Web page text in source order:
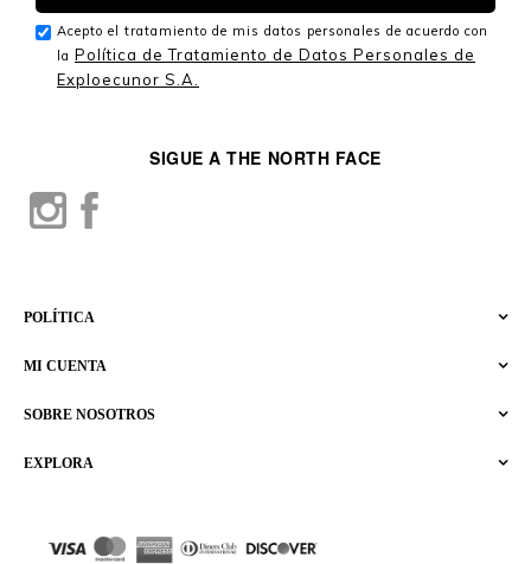
EXPLORA
SOBRE NOSOTROS
MI CUENTA
POLÍTICA
SIGUE A THE NORTH FACE
Acepto el tratamiento de mis datos personales de acuerdo con
la Política de Tratamiento de Datos Personales de
Exploecunor S.A.